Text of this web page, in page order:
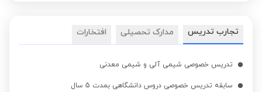
کنکور کارشناسی ارشد
آمار
تجارب تدریس مدارک تحصیلی افتخارات
تدریس خصوصی شیمی آلی و شیمی معدنی
سابقه تدریس خصوصی دروس دانشگاهی بمدت 5 سال